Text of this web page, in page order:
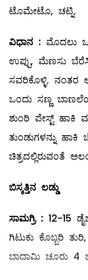
ಟೊಮೇಟೊ, ಚಟ್ನಿ.
ವಿಧಾನ : ಮೊದಲು
ಉಪ್ಪು, ಮೆಣಸು
ಸವರಿಕೊಳ್ಳಿ. ನಂತರ
ಒಂದು ಸಣ್ಣ
ಶುಂಠಿ ಪೇಸ್ಟ್
ತುಂಡುಗಳನ್ನು
ಚಿತ್ರದಲ್ಲಿರುವಂತೆ
ಬಿಸ್ಕತ್ತಿನ ಲಡ್ಡು
ಸಾಮಗ್ರಿ: 12-15
ಗಿಟುಕು ಕೊಬ್ಬರಿ
ಬಾದಾಮಿ ಚೂರು 4